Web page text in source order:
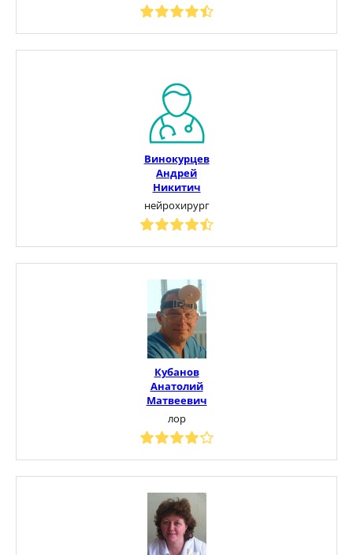
Винокурцев
Андрей
Никитич
нейрохирург
Кубанов
Анатолий
Матвеевич
лор